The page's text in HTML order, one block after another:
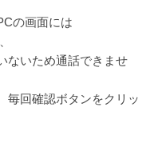
の画面には
ないため通話できませ
毎回確認ボタンをクリッ